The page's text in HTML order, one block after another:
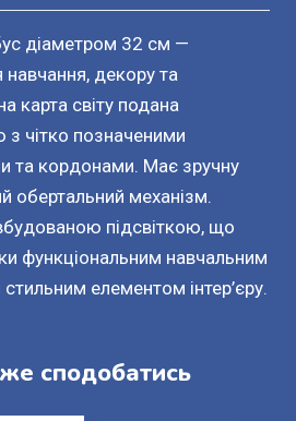
діаметром 32 см —
навчання, декору та
карта світу подана
чітко позначеними
та кордонами. Має зручну
обертальний механізм.
підсвіткою, що
функціональним навчальним
елементом інтер’єру.
сподобатись